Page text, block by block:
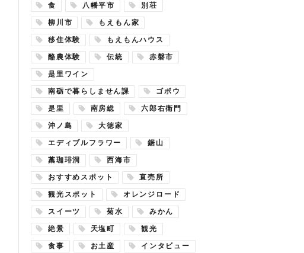
食 八幡平市 別荘
柳川市 もえもん家
移住体験 もえもんハウス
酪農体験 伝統 赤磐市
是里ワイン
南砺で暮らしません課 ゴボウ
是里 南房総 六郎右衛門
沖ノ島 大徳家
エディブルフラワー 鋸山
藁珈琲洞 西海市
おすすめスポット 直売所
観光スポット オレンジロード
スイーツ 菊水 みかん
絶景 天塩町 観光
食事 お土産 インタビュー